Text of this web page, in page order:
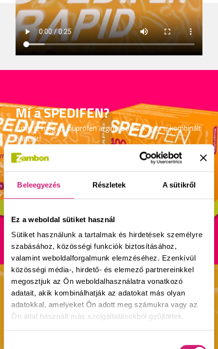
Beleegyezés Részletek A sütikről
Ez a weboldal sütiket használ
Sütiket használunk a tartalmak és hirdetések személyre
szabásához, közösségi funkciók biztosításához,
valamint weboldalforgalmunk elemzéséhez. Ezenkívül
közösségi média-, hirdető- és elemező partnereinkkel
megosztjuk az Ön weboldalhasználatra vonatkozó
adatait, akik kombinálhatják az adatokat más olyan
adatokkal, amelyeket Ön adott meg számukra vagy az
Ön által használt más szolgáltatásokból gyűjtöttek.
Mi a SPEDIFEN?
Ismerje meg az ibuprofen arginin sójának gyors, kombinált
hatását!
TUDJON MEG TÖBBET
TERMÉKEINK
Ismerje meg fájdalomcsillapító termékcsaládunkat.